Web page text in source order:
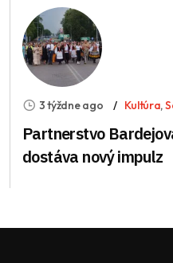
3 týždne ago Kultúra,
Partnerstvo
dostáva nový impulz